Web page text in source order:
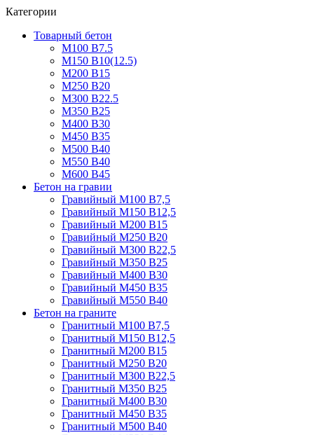
Категории
Товарный бетон
М100 В7.5
М150 В10(12.5)
М200 В15
М250 В20
М300 В22.5
М350 В25
М400 В30
М450 В35
М500 В40
М550 В40
М600 В45
Бетон на гравии
Гравийный М100 В7,5
Гравийный М150 В12,5
Гравийный М200 В15
Гравийный М250 В20
Гравийный М300 В22,5
Гравийный М350 В25
Гравийный М400 В30
Гравийный М450 В35
Гравийный М550 В40
Бетон на граните
Гранитный М100 В7,5
Гранитный М150 В12,5
Гранитный М200 В15
Гранитный М250 В20
Гранитный М300 В22,5
Гранитный М350 В25
Гранитный М400 В30
Гранитный М450 В35
Гранитный М500 В40